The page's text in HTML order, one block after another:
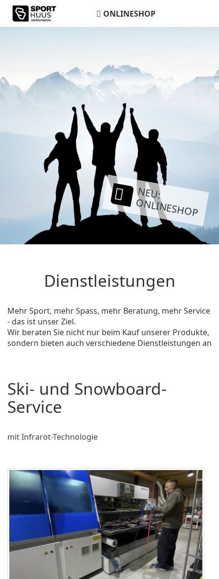
ONLINESHOP
NEU:
ONLINESHOP
Dienstleistungen
Mehr Sport, mehr Spass, mehr Beratung, mehr Service
- das ist unser Ziel.
Wir beraten Sie nicht nur beim Kauf unserer Produkte,
sondern bieten auch verschiedene Dienstleistungen an
Ski- und Snowboard-
Service
mit Infrarot-Technologie